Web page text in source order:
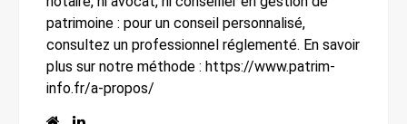
patrimoine : pour un conseil personnalisé,
consultez un professionnel réglementé. En savoir
plus sur notre méthode : https://www.patrim-
info.fr/a-propos/